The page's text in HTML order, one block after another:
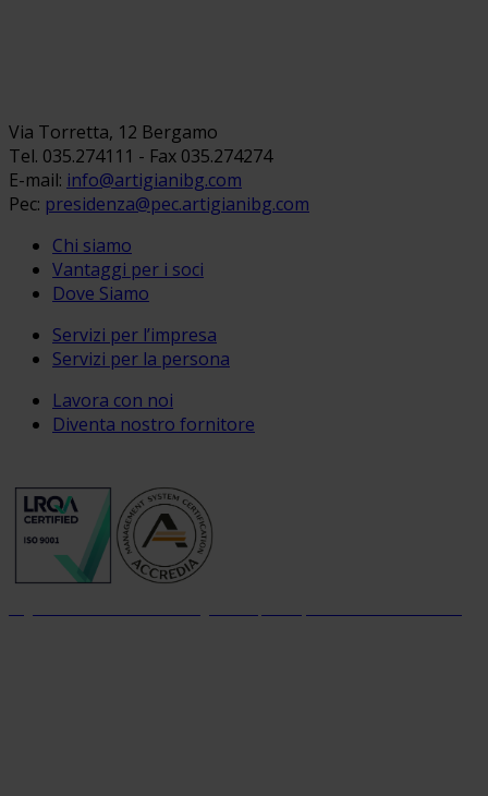
Via Torretta, 12 Bergamo
Tel. 035.274111 - Fax 035.274274
E-mail: info@artigianibg.com
Pec: presidenza@pec.artigianibg.com
Chi siamo
Vantaggi per i soci
Dove Siamo
Servizi per l’impresa
Servizi per la persona
Lavora con noi
Diventa nostro fornitore